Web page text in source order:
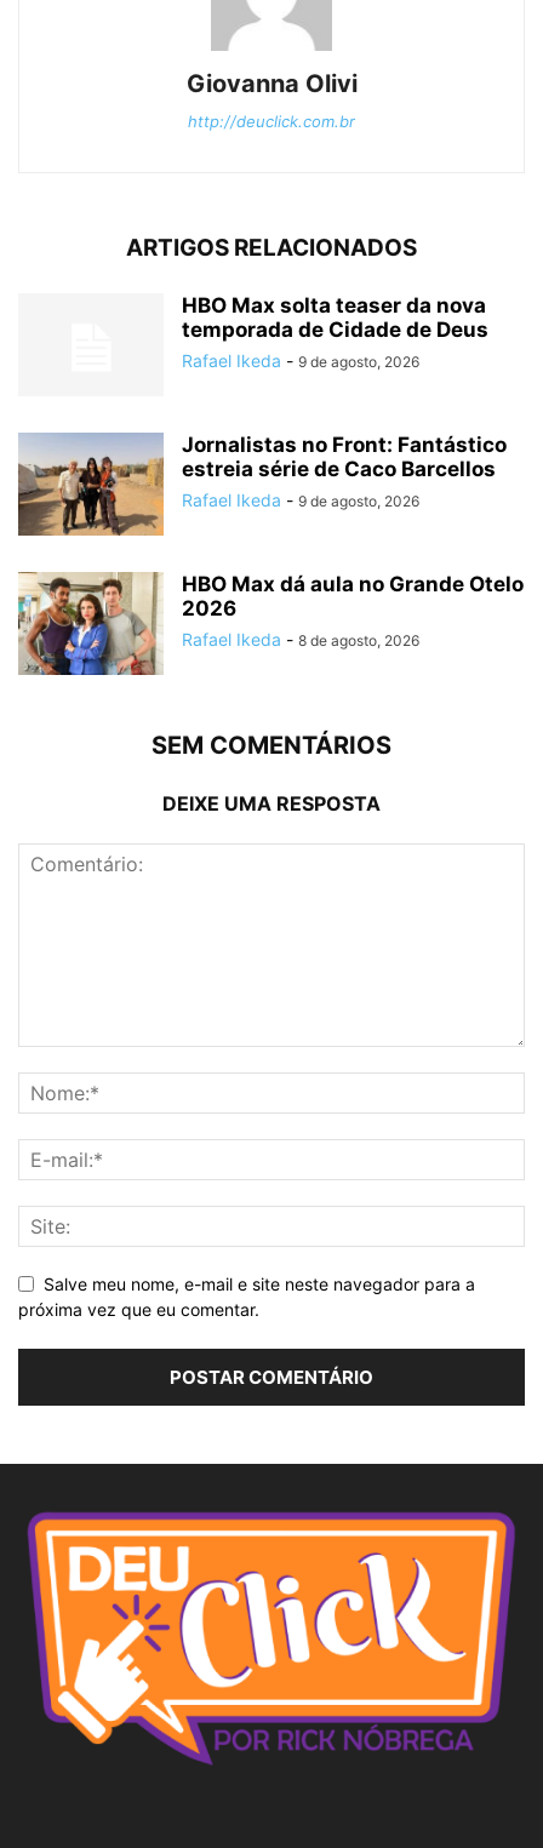
Giovanna Olivi
http://deuclick.com.br
ARTIGOS RELACIONADOS
HBO Max solta teaser da nova
temporada de Cidade de Deus
Rafael Ikeda - 9 de agosto, 2026
Jornalistas no Front: Fantástico
estreia série de Caco Barcellos
Rafael Ikeda - 9 de agosto, 2026
HBO Max dá aula no Grande Otelo
2026
Rafael Ikeda - 8 de agosto, 2026
SEM COMENTÁRIOS
DEIXE UMA RESPOSTA
Salve meu nome, e-mail e site neste navegador para a
próxima vez que eu comentar.